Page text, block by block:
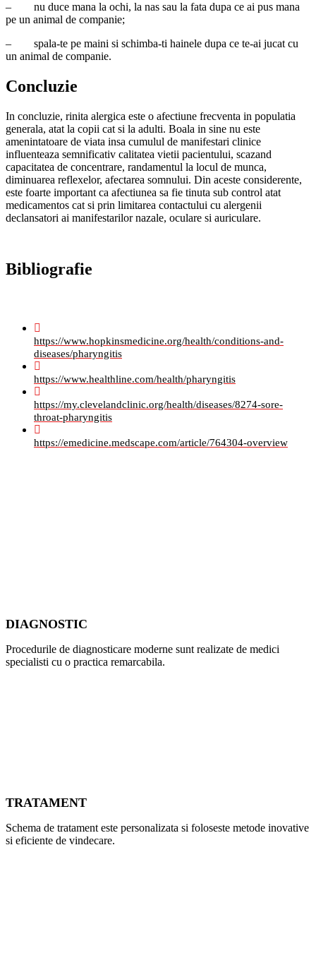
–
nu duce mana la ochi, la nas sau la fata dupa ce ai pus mana
pe un animal de companie;
–
spala-te pe maini si schimba-ti hainele dupa ce te-ai jucat cu
un animal de companie.
Concluzie
In concluzie, rinita alergica este o afectiune frecventa in populatia
generala, atat la copii cat si la adulti. Boala in sine nu este
amenintatoare de viata insa cumulul de manifestari clinice
influenteaza semnificativ calitatea vietii pacientului, scazand
capacitatea de concentrare, randamentul la locul de munca,
diminuarea reflexelor, afectarea somnului. Din aceste considerente,
este foarte important ca afectiunea sa fie tinuta sub control atat
medicamentos cat si prin limitarea contactului cu alergenii
declansatori ai manifestarilor nazale, oculare si auriculare.
Bibliografie
https://www.hopkinsmedicine.org/health/conditions-and-
diseases/pharyngitis
https://www.healthline.com/health/pharyngitis
https://my.clevelandclinic.org/health/diseases/8274-sore-
throat-pharyngitis
https://emedicine.medscape.com/article/764304-overview
DIAGNOSTIC
Procedurile de diagnosticare moderne sunt realizate de medici
specialisti cu o practica remarcabila.
TRATAMENT
Schema de tratament este personalizata si foloseste metode inovative
si eficiente de vindecare.